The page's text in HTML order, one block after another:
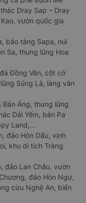
Dray Sap – Dray
vườn quốc gia
bảo tàng Sapa, núi
Sa, thung lũng Hoa
Đồng Văn, cột cờ
Sủng Là, làng văn
Bản Áng, thung lũng
Dải Yếm, bản Pa
Land,...
đảo Hòn Dấu, vịnh
khu di tích Tràng
đảo Lan Châu, vườn
đảo Hòn Ngư,
cừu Nghệ An, biển